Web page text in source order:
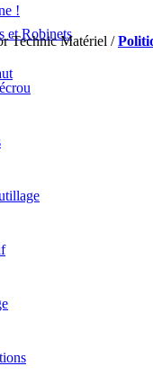
et Robinets
!
Technic Matériel /